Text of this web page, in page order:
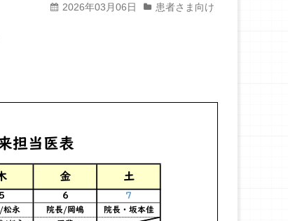
2026年03月06日 患者さま向け